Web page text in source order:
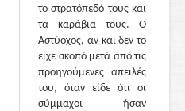
το στρατόπεδό τους και
τα καράβια τους. Ο
Αστύοχος, αν και δεν το
είχε σκοπό μετά από τις
προηγούμενες απειλές
του, όταν είδε ότι οι
σύμμαχοι ήσαν